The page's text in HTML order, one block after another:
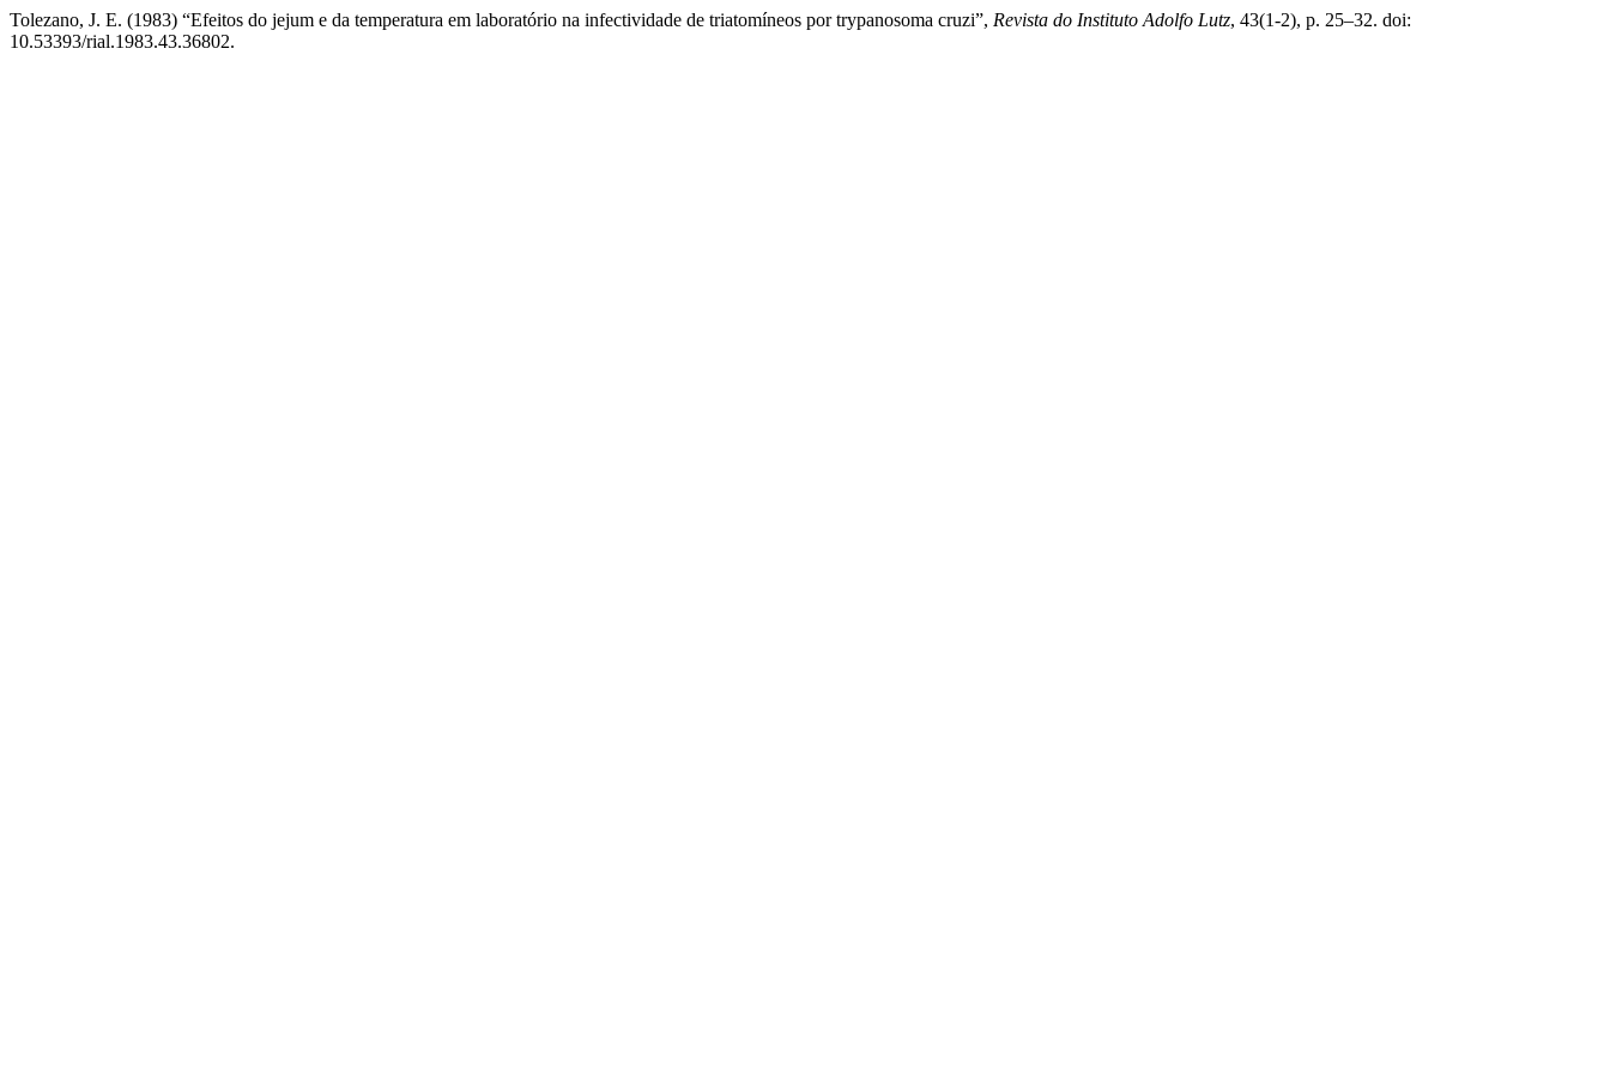
Tolezano, J. E. (1983) “Efeitos do jejum e da temperatura em laboratório na infectividade de triatomíneos por trypanosoma cruzi”, Revista do Instituto Adolfo Lutz, 43(1-2), p. 25–32. doi:
10.53393/rial.1983.43.36802.